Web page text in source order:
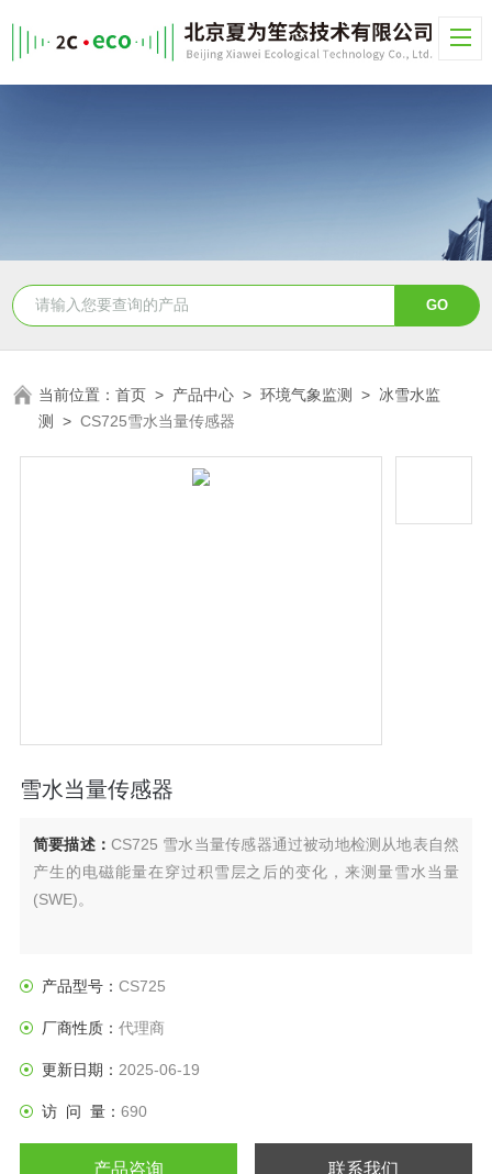
当前位置：首页 > 产品中心 >环境气象监测 > 冰雪水监
测 >CS725雪水当量传感器
雪水当量传感器
简要描述： CS725 雪水当量传感器通过被动地检测从地表自然
产生的电磁能量在穿过积雪层之后的变化，来测量雪水当量
(SWE)。
产品型号： CS725
厂商性质： 代理商
更新日期： 2025-06-19
访 问 量： 690
产品咨询 联系我们